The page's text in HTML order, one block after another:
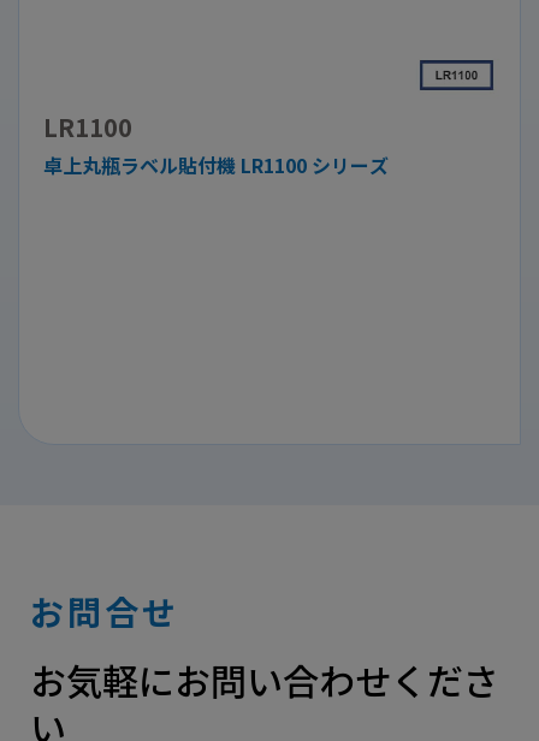
LR1100
卓上丸瓶ラベル貼付機 LR1100 シリーズ
お問合せ
お気軽にお問い合わせくださ
い